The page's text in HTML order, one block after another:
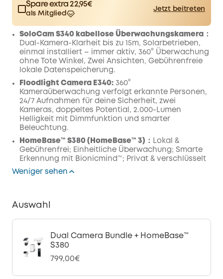
Spare extra 22,95€
als Mitglied
Jetzt beitreten
Plus Member $15.00
Spare 22,95€ Now
worth more than 22,95€
Other Benefits
SoloCam S340 kabellose Überwachungskamera：
Dual-Kamera-Klarheit bis zu 15m, Solarbetrieben,
einmal installiert – immer aktiv, 360° Überwachung
ohne Tote Winkel, Zwei Ansichten, Gebührenfreie
lokale Datenspeicherung.
Floodlight Camera E340: 360°
Kameraüberwachung verfolgt erkannte Personen,
24/7 Aufnahmen für deine Sicherheit, zwei
Kameras, doppeltes Potential, 2.000-Lumen
Helligkeit mit Dimmfunktion und smarter
Beleuchtung.
HomeBase™ S380 (HomeBase™ 3)： Lokal &
Gebührenfrei; Einheitliche Überwachung; Smarte
Erkennung mit Bionicmind™; Privat & verschlüsselt
Weniger sehen
Auswahl
Dual Camera Bundle + HomeBase™
S380
799,00€